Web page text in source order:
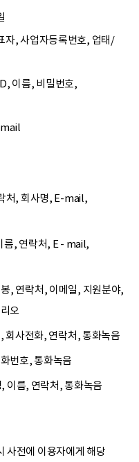
자, 사업자등록번호, 업태/
이름, 비밀번호,
mail
처, 회사명, E-mail,
름, 연락처, E - mail,
, 연락처, 이메일, 지원분야,
오
회사전화, 연락처, 통화녹음
번호, 통화녹음
이름, 연락처, 통화녹음
사전에 이용자에게 해당